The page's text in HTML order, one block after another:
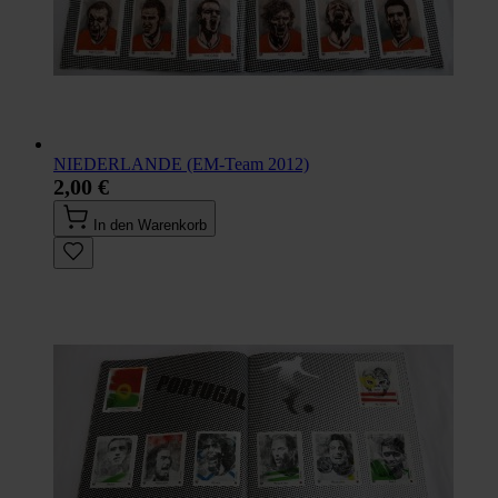
NIEDERLANDE (EM-Team 2012)
2,00 €
In den Warenkorb